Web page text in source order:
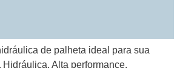
de palheta ideal para sua
Hidráulica. Alta performance,